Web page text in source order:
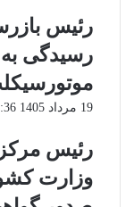
رئیس
رسیدگی
19 مرداد 1405 10:36
رئیس مرکز
وزارت